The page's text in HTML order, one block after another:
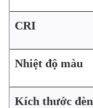
CRI
Nhiệt độ màu
Kích thước đèn